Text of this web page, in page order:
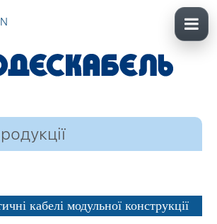
кабелі модульної конструкції